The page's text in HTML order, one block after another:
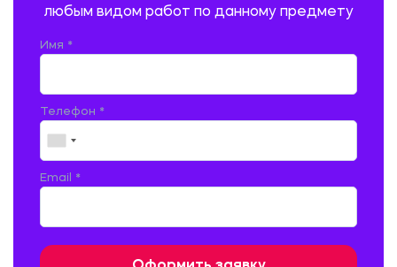
СОЦИАЛЬНО-ГУМАНИТАРНЫЕ НАУКИ СТАРОСЛАВЯНСКИЙ ЯЗЫК
ТЕПЛОЭНЕРГЕТИКА
любым видом работ по данному предмету
Имя *
Телефон *
Email *